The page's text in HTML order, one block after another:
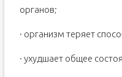
органов;
· организм теряет
· ухудшает общее